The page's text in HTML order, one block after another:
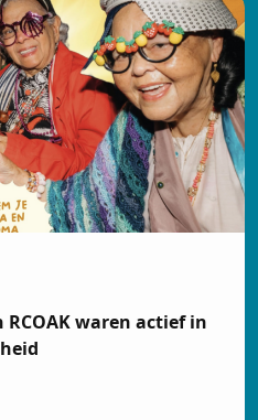
waren actief in